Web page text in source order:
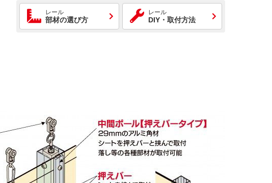
レール
部材の選び方
レール
DIY・取付方法